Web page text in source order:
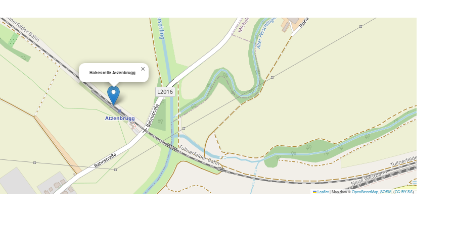
Haltestelle Atzenbrugg ×
Leaflet|Map data ©OpenStreetMap SOSM, (CC-BY-SA)